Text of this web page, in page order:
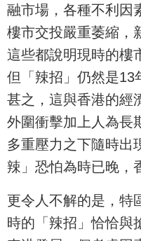
融市場，各種不利因
樓市交投嚴重萎縮，
這些都說明現時的樓
但「辣招」仍然是13
甚之，這與香港的經
外圍衝擊加上人為長
多重壓力之下隨時出
辣」恐怕為時已晚，
更令人不解的是，特
時的「辣招」恰恰與